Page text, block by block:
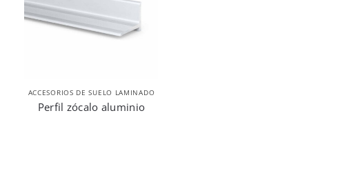
ACCESORIOS DE SUELO LAMINADO
Perfil zócalo aluminio